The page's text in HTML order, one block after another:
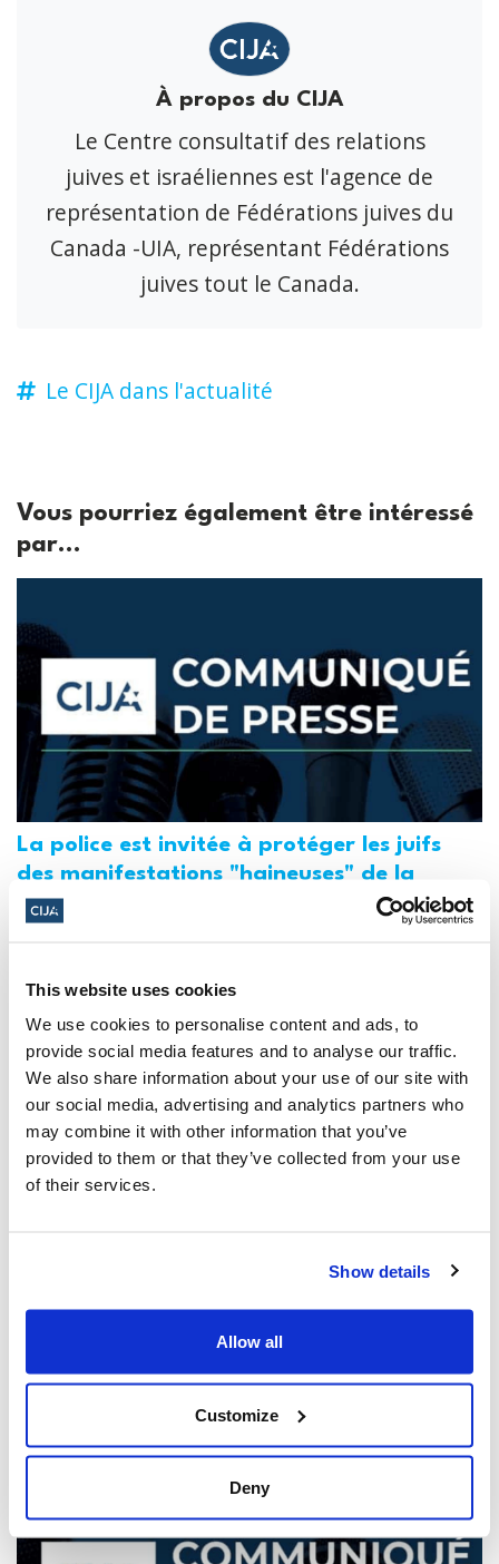
This website uses cookies
We use cookies to personalise content and ads, to
provide social media features and to analyse our traffic.
We also share information about your use of our site with
our social media, advertising and analytics partners who
may combine it with other information that you’ve
provided to them or that they’ve collected from your use
of their services.
Show details
Allow all
Customize
Deny
À propos du CIJA
Le Centre consultatif des relations
juives et israéliennes est l'agence de
représentation de Fédérations juives du
Canada -UIA, représentant Fédérations
juives tout le Canada.
Le CIJA dans l'actualité
Vous pourriez également être intéressé
par...
La police est invitée à protéger les juifs
des manifestations "haineuses" de la
Journée Al-Qods au Canada (National
Les dirigeants juifs réagissent à la
Toronto accusé de multiples agressions
(The Canadian Jewish News)